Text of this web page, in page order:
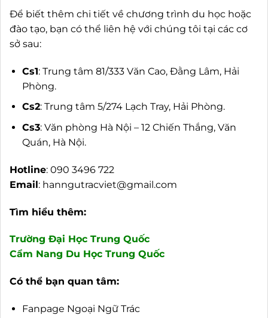
Để biết thêm chi tiết về chương trình du học hoặc
đào tạo, bạn có thể liên hệ với chúng tôi tại các cơ
sở sau:
Cs1: Trung tâm 81/333 Văn Cao, Đằng Lâm, Hải
Phòng.
Cs2: Trung tâm 5/274 Lạch Tray, Hải Phòng.
Cs3: Văn phòng Hà Nội – 12 Chiến Thắng, Văn
Quán, Hà Nội.
Hotline: 090 3496 722
Email: hanngutracviet@gmail.com
Tìm hiểu thêm:
Trường Đại Học Trung Quốc
Cẩm Nang Du Học Trung Quốc
Có thể bạn quan tâm:
Fanpage Ngoại Ngữ Trác